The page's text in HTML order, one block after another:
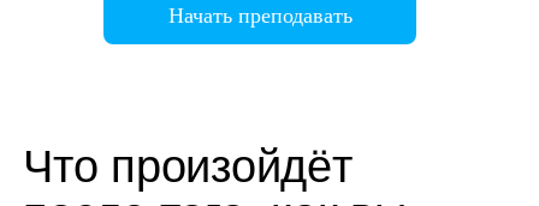
Начать преподавать